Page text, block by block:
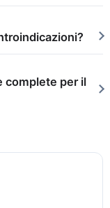
complete per il